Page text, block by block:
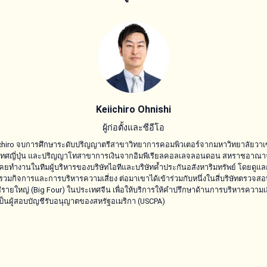
Keiichiro Ohnishi
ผู้ก่อตั้งและซีอีโอ
จบการศึกษาระดับปริญญาตรีสาขาวิทยาการคอมพิวเตอร์จากมหาวิทยาลัยวาเ
ทศญี่ปุ่น และปริญญาโทสาขาการเงินจากอิมพีเรียลคอลเลจลอนดอน สหราชอาณ
คยทำงานในทีมผู้บริหารของบริษัทไอทีและบริษัทค้ำประกันอสังหาริมทรัพย์ โดยดูแล
วมกิจการและการบริหารความเสี่ยง ต่อมาเขาได้เข้าร่วมกับหนึ่งในสี่บริษัทตรวจส
ายใหญ่ (Big Four) ในประเทศจีน เพื่อให้บริการให้คำปรึกษาด้านการบริหารความ
ป็นผู้สอบบัญชีรับอนุญาตของสหรัฐอเมริกา (USCPA)